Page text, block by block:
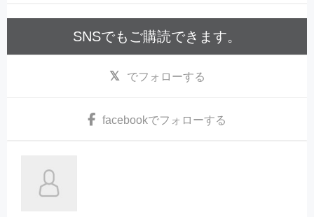
SNSでもご購読できます。
でフォローする
facebookでフォローする